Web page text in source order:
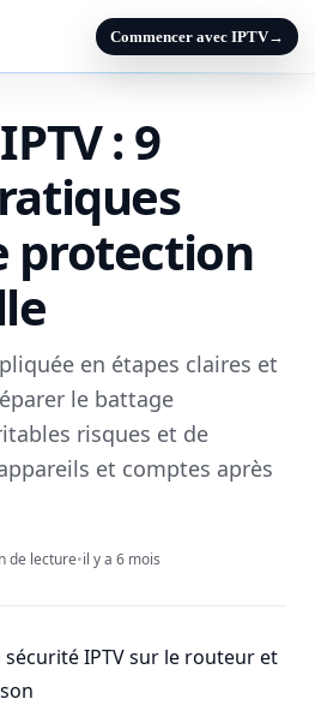
Commencer avec IPTV→
: 9
protection
en étapes claires et
le battage
risques et de
et comptes après
de lecture•il y a 6 mois